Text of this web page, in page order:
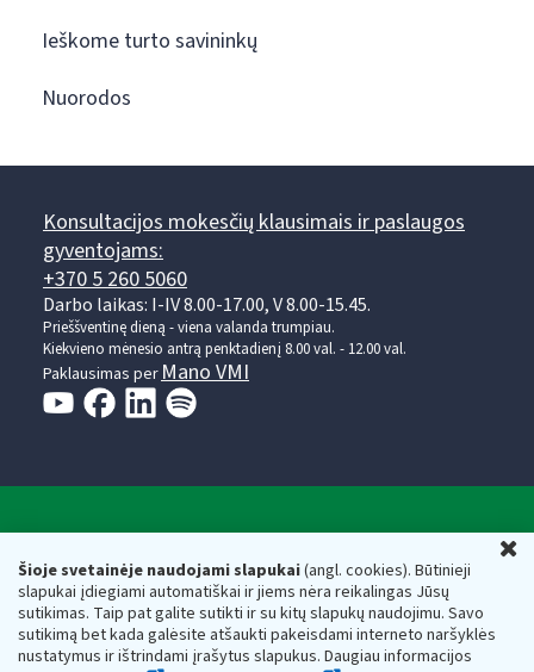
Šioje svetainėje naudojami slapukai(angl. cookies). Būtinieji
slapukai įdiegiami automatiškai ir jiems nėra reikalingas Jūsų
sutikimas. Taip pat galite sutikti ir su kitų slapukų naudojimu. Savo
sutikimą bet kada galėsite atšaukti pakeisdami interneto naršyklės
nustatymus ir ištrindami įrašytus slapukus. Daugiau informacijos
Ieškome turto savininkų
Nuorodos
Konsultacijos mokesčių klausimais ir paslaugos
gyventojams:
+370 5 260 5060
Darbo laikas: I-IV 8.00-17.00, V 8.00-15.45.
Prieššventinę dieną - viena valanda trumpiau.
Kiekvieno mėnesio antrą penktadienį 8.00 val. - 12.00 val.
Paklausimas per Mano VMI
Respublikos finansų ministerijos
Biudžetinė įstaiga. Juridinio asmens kodas — 188659752,
adresas: Vasario 16-osios g. 14, 01107 Vilnius, Lietuva, el.paštas:
vmi@vmi.lt, E. pristatymo dėžutės adresas 188659752
Duomenys apie Valstybinę mokesčių inspekciją prie Lietuvos